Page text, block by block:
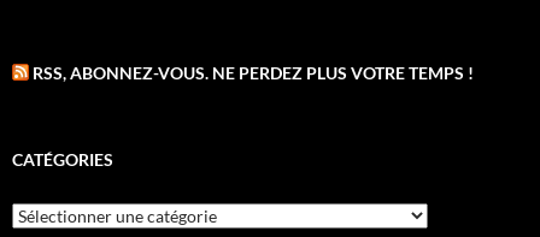
RSS, ABONNEZ-VOUS. NE PERDEZ PLUS VOTRE TEMPS !
CATÉGORIES
Catégories